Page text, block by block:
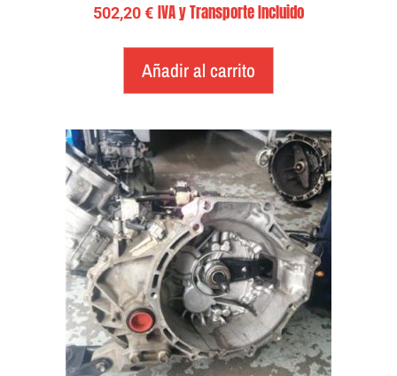
502,20€ IVA y Transporte Incluido
Añadir al carrito